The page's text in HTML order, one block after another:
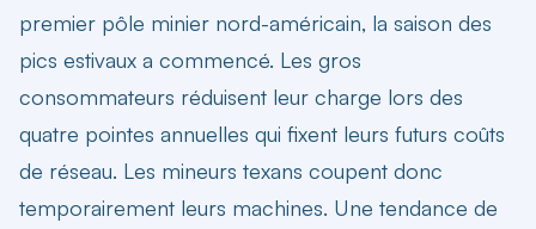
premier pôle minier nord-américain, la saison des
pics estivaux a commencé. Les gros
consommateurs réduisent leur charge lors des
quatre pointes annuelles qui fixent leurs futurs coûts
de réseau. Les mineurs texans coupent donc
temporairement leurs machines. Une tendance de